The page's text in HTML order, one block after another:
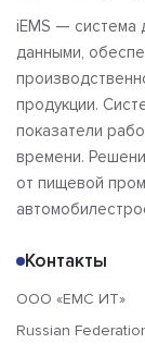
iEMS — система
данными,
продукции.
показатели
времени.
от пищевой
Контакты
ООО «ЕМС ИТ»
Russian